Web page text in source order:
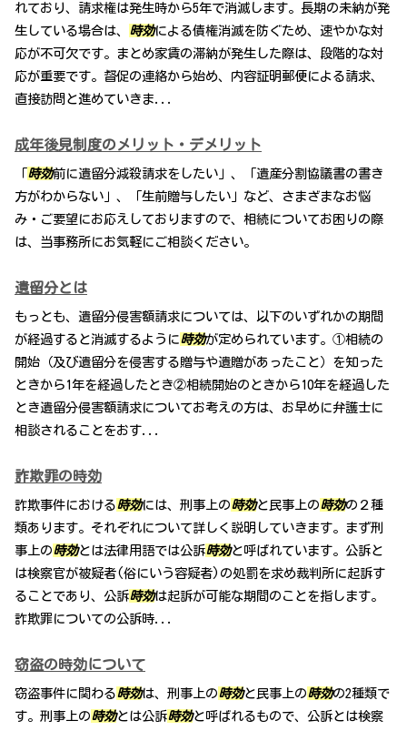
れており、請求権は発生時から5年で消滅します。長期の未納が発
生している場合は、 時効による債権消滅を防ぐため、速やかな対
応が不可欠です。まとめ家賃の滞納が発生した際は、段階的な対
応が重要です。督促の連絡から始め、内容証明郵便による請求、
直接訪問と進めていきま...
成年後見制度のメリット・デメリット
「 時効前に遺留分減殺請求をしたい」、「遺産分割協議書の書き
方がわからない」、「生前贈与したい」など、さまざまなお悩
み・ご要望にお応えしておりますので、相続についてお困りの際
は、当事務所にお気軽にご相談ください。
遺留分とは
もっとも、遺留分侵害額請求については、以下のいずれかの期間
が経過すると消滅するように時効が定められています。①相続の
開始（及び遺留分を侵害する贈与や遺贈があったこと）を知った
ときから1年を経過したとき②相続開始のときから10年を経過した
とき遺留分侵害額請求についてお考えの方は、お早めに弁護士に
相談されることをおす...
詐欺罪の時効
詐欺事件における時効には、刑事上の時効と民事上の時効の２種
類あります。それぞれについて詳しく説明していきます。まず刑
事上の時効とは法律用語では公訴時効と呼ばれています。公訴と
は検察官が被疑者(俗にいう容疑者)の処罰を求め裁判所に起訴す
ることであり、公訴時効は起訴が可能な期間のことを指します。
詐欺罪についての公訴時...
窃盗の時効について
窃盗事件に関わる時効は、刑事上の時効と民事上の時効の2種類で
す。刑事上の時効とは公訴時効と呼ばれるもので、公訴とは検察